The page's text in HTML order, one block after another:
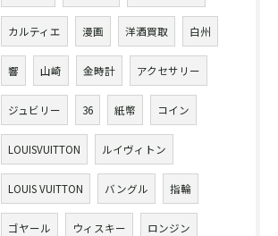
カルティエ 漫画 洋酒買取 白州
響 山崎 金時計 アクセサリー
ジュビリー 36 紙幣 コイン
LOUISVUITTON ルイヴィトン
LOUIS VUITTON バングル 指輪
ゴヤール ウィスキー ロンジン